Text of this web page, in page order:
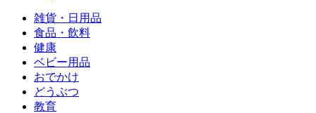
雑貨・日用品
食品・飲料
健康
ベビー用品
おでかけ
どうぶつ
教育